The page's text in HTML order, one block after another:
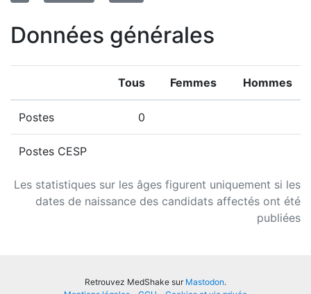
Données générales
Les statistiques sur les âges figurent uniquement si les
dates de naissance des candidats affectés ont été
publiées
Tous Femmes Hommes
Postes 0
Postes CESP
Retrouvez MedShake sur Mastodon.